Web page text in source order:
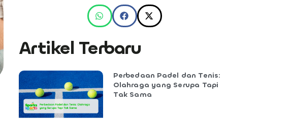
Artikel Terbaru
Perbedaan Padel dan Tenis:
Olahraga yang Serupa Tapi
Tak Sama